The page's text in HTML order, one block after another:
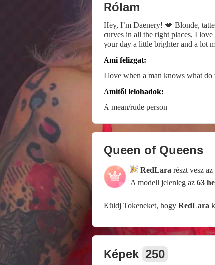
Rólam
Hey, I’m Daenery! 💋 Blonde,
curves in all the right places, I
your day a little brighter and a lot
Ami felizgat:
I love when a man knows what do
Amitől lelohadok:
A mean/rude person
Queen of Queens
RedLara részt vesz
A modell jelenleg az 63
Küldj Tokeneket, hogy RedLara
Képek 250